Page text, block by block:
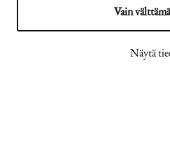
Vain
Näytä
© Tasavallan presidentin